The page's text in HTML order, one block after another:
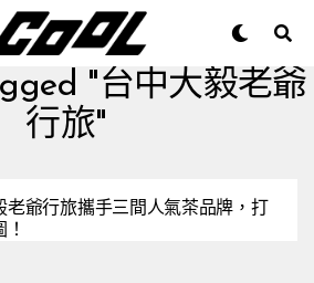
"台中大毅老爺
行旅"
老爺行旅攜手三間人氣茶品牌，打